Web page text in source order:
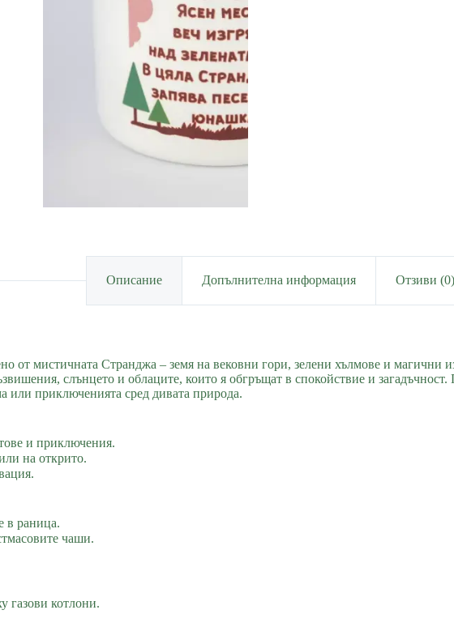
Описание Допълнителна информация Отзиви (0)
от мистичната Странджа – земя на вековни гори, зелени хълмове и магични
слънцето и облаците, които я обгръщат в спокойствие и
или приключенията сред дивата природа.
и приключения.
на открито.
в раница.
чаши.
газови котлони.